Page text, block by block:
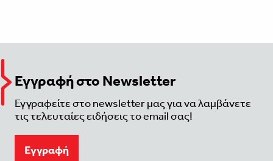
Εγγραφή στο Newsletter
Εγγραφείτε στο newsletter μας για να λαμβάνετε
τις τελευταίες ειδήσεις το email σας!
Eγγραφή